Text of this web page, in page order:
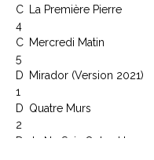
C
4
La Première Pierre
C
5
Mercredi Matin
D
1
Mirador (Version 2021)
D
2
Quatre Murs
D
Je Ne Suis Qu'un Homme